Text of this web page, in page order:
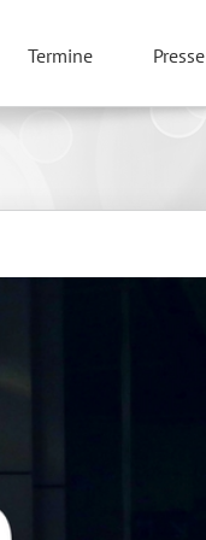
Termine Presse